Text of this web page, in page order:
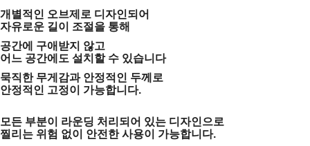
개별적인 오브제로 디자인되어
자유로운 길이 조절을 통해
공간에 구애받지 않고
어느 공간에도 설치할 수 있습니다
묵직한 무게감과 안정적인 두께로
안정적인 고정이 가능합니다.
모든 부분이 라운딩 처리되어 있는 디자인으로
찔리는 위험 없이 안전한 사용이 가능합니다.